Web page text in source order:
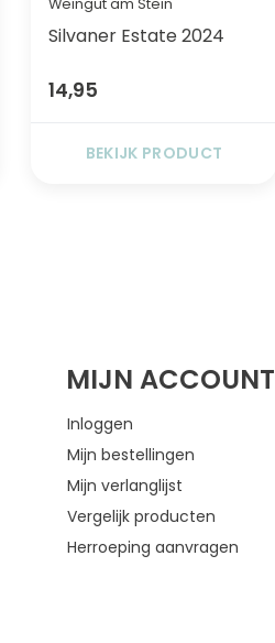
Silvaner Estate 2024
14,95
BEKIJK PRODUCT
MIJN ACCOUNT
Inloggen
Mijn bestellingen
Mijn verlanglijst
Vergelijk producten
Herroeping aanvragen